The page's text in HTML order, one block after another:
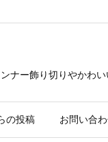
ー飾り切りやかわ
の投稿 お問い合